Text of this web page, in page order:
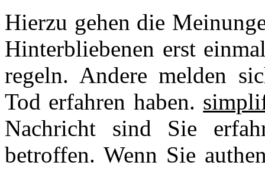
Hierzu gehen die
Hinterbliebenen erst
regeln. Andere melden
Tod erfahren haben.
Nachricht sind Sie
betroffen. Wenn Sie